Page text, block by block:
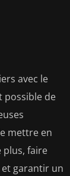
avec le
possible de
mettre en
plus, faire
garantir un